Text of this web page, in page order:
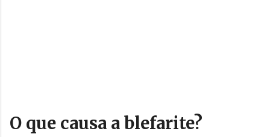
O que causa a blefarite?